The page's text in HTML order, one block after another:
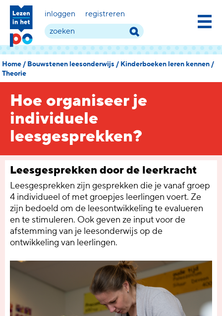
inloggen registreren
Home/ Bouwstenen leesonderwijs / Kinderboeken leren kennen/
Theorie
Hoe organiseer je
individuele
leesgesprekken?
Leesgesprekken door de leerkracht
Leesgesprekken zijn gesprekken die je vanaf groep
4 individueel of met groepjes leerlingen voert. Ze
zijn bedoeld om de leesontwikkeling te evalueren
en te stimuleren. Ook geven ze input voor de
afstemming van je leesonderwijs op de
ontwikkeling van leerlingen.